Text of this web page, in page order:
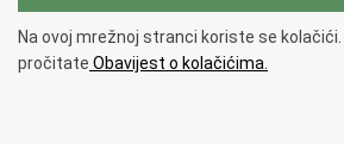
Povratak na vrh
Copyright © 2026 Ministarstvo financija.
Na ovoj mrežnoj stranci koriste se
pročitate Obavijest o kolačićima.